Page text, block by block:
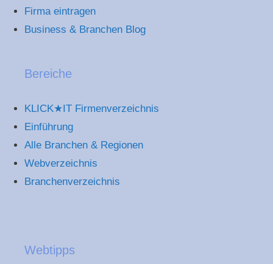
Firma eintragen
Business & Branchen Blog
Bereiche
KLICK★IT Firmenverzeichnis
Einführung
Alle Branchen & Regionen
Webverzeichnis
Branchenverzeichnis
Webtipps